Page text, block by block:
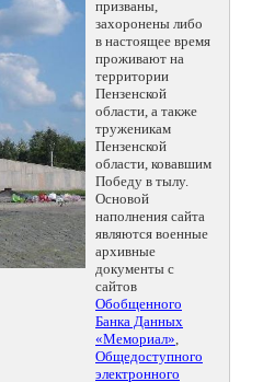
призваны,
захоронены либо
в настоящее время
проживают на
территории
Пензенской
области, а также
труженикам
Пензенской
области, ковавшим
Победу в тылу.
Основой
наполнения сайта
являются военные
архивные
документы с
сайтов
Обобщенного
Банка Данных
«Мемориал»,
Общедоступного
электронного